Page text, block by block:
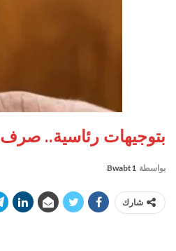
بتوجيهات رئاسية..
بواسطة Bwabt1
شارك